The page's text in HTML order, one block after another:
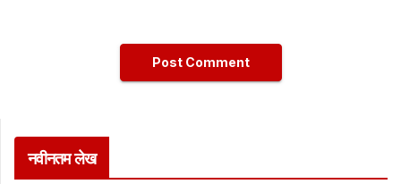
नवीनतम लेख